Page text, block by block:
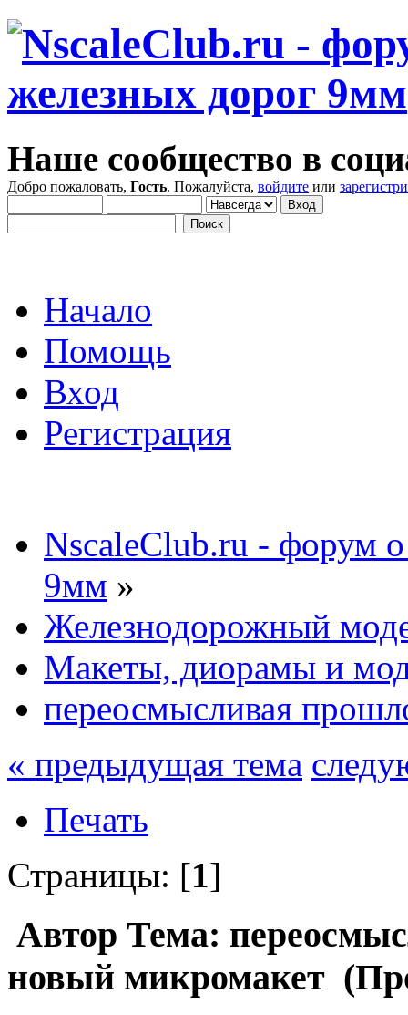
Наше сообщество в
Добро пожаловать, Гость. Пожалуйста, войдите или
Начало
Помощь
Вход
Регистрация
NscaleClub.ru - форум
9мм »
Железнодорожный
Макеты, диорамы и
переосмысливая
« предыдущая тема
Печать
Страницы: [1]
Автор Тема:
новый микромакет